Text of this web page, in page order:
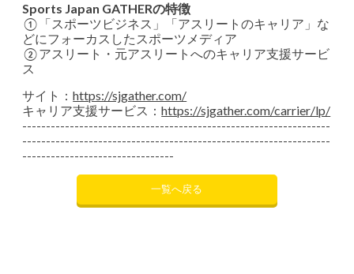
Sports Japan GATHERの特徴
①「スポーツビジネス」「アスリートのキャリア」な
どにフォーカスしたスポーツメディア
②アスリート・元アスリートへのキャリア支援サービ
ス
サイト：https://sjgather.com/
キャリア支援サービス：https://sjgather.com/carrier/lp/
-----------------------------------------------------------------
-----------------------------------------------------------------
--------------------------------
一覧へ戻る